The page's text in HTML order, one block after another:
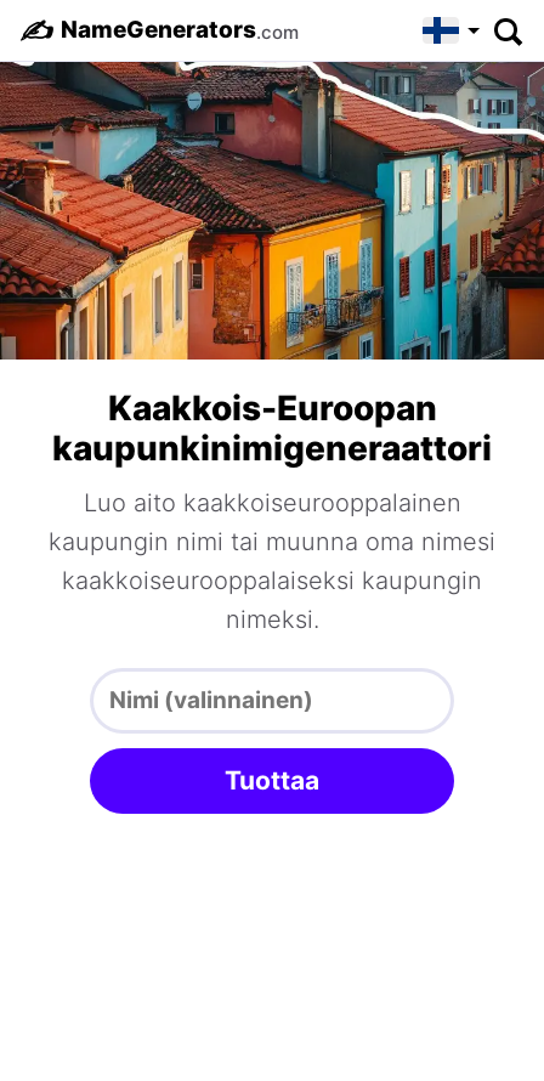
✍️ NameGenerators.com
Kaakkois-Euroopan
kaupunkinimigeneraattori
Luo aito kaakkoiseurooppalainen
kaupungin nimi tai muunna oma nimesi
kaakkoiseurooppalaiseksi kaupungin
nimeksi.
Tuottaa